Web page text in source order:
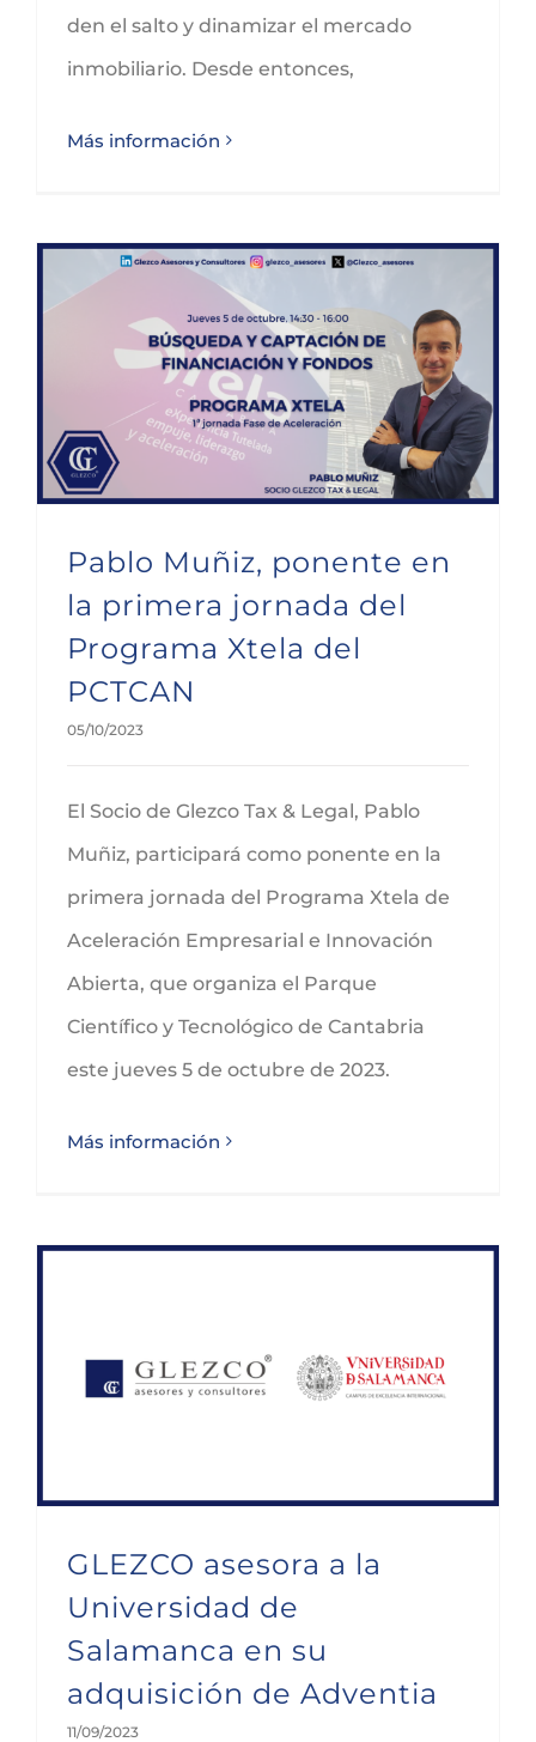
den el salto y dinamizar el mercado
inmobiliario. Desde entonces,
Más información
Pablo Muñiz, ponente en
la primera jornada del
Programa Xtela del
PCTCAN
05/10/2023
El Socio de Glezco Tax & Legal, Pablo
Muñiz, participará como ponente en la
primera jornada del Programa Xtela de
Aceleración Empresarial e Innovación
Abierta, que organiza el Parque
Científico y Tecnológico de Cantabria
este jueves 5 de octubre de 2023.
Más información
GLEZCO asesora a la
Universidad de
Salamanca en su
adquisición de Adventia
11/09/2023